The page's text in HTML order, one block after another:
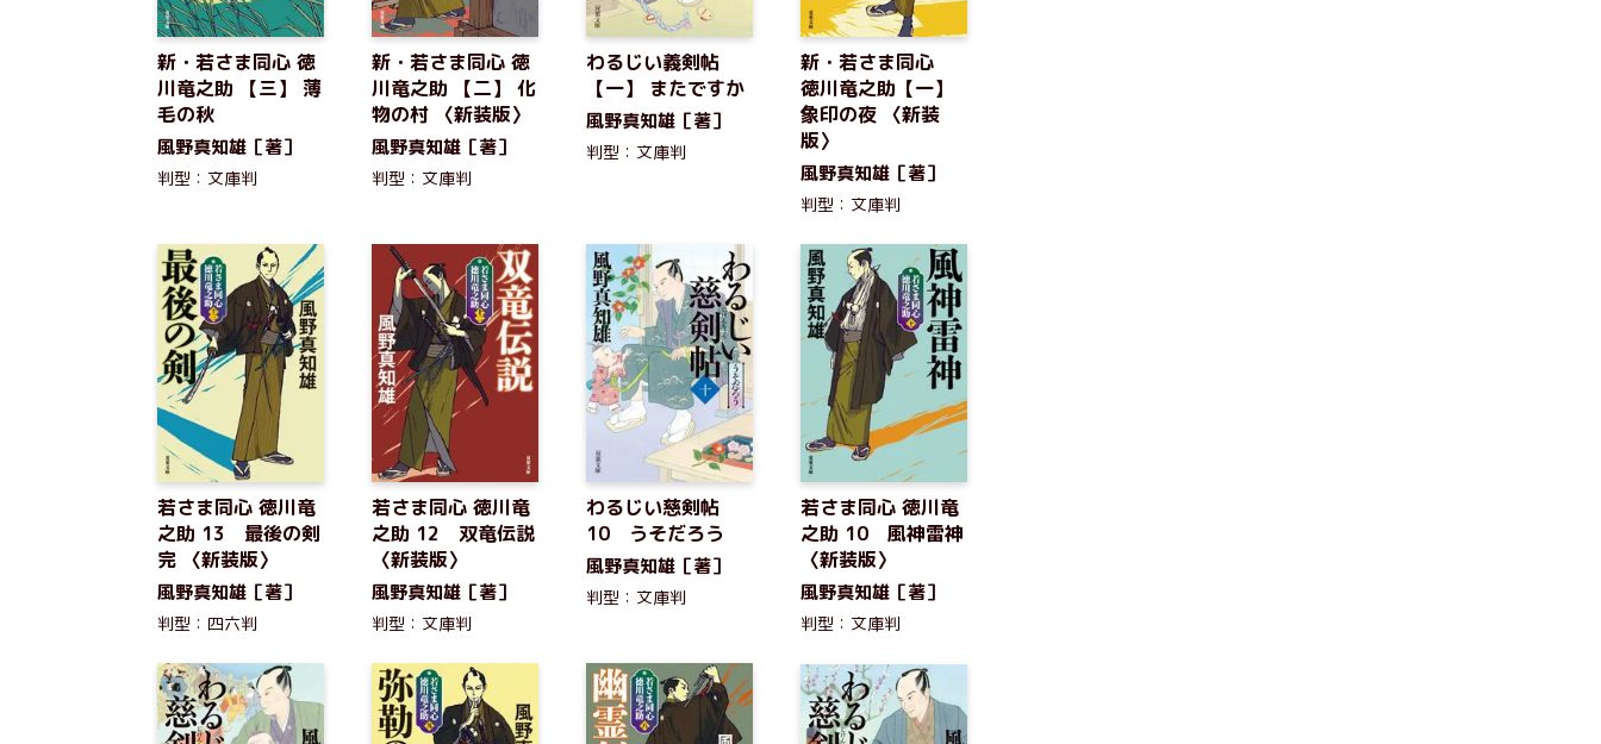
新・若さま同心 徳
川竜之助 【三】 薄
毛の秋
風野真知雄［著］
判型：文庫判
新・若さま同心 徳
川竜之助 【二】 化
物の村 〈新装版〉
風野真知雄［著］
判型：文庫判
わるじい義剣帖
【一】 またですか
風野真知雄［著］
判型：文庫判
新・若さま同心
徳川竜之助【一】
象印の夜 〈新装
版〉
風野真知雄［著］
判型：文庫判
若さま同心 徳川竜
之助 13 最後の剣
完 〈新装版〉
風野真知雄［著］
判型：四六判
若さま同心 徳川竜
之助 12 双竜伝説
〈新装版〉
風野真知雄［著］
判型：文庫判
わるじい慈剣帖
10 うそだろう
風野真知雄［著］
判型：文庫判
若さま同心 徳川竜
之助 10 風神雷神
〈新装版〉
風野真知雄［著］
判型：文庫判